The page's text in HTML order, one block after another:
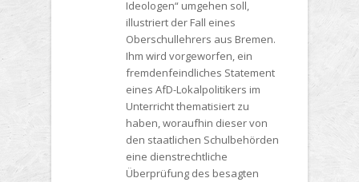
Ideologen“ umgehen soll,
illustriert der Fall eines
Oberschullehrers aus Bremen.
Ihm wird vorgeworfen, ein
fremdenfeindliches Statement
eines AfD-Lokalpolitikers im
Unterricht thematisiert zu
haben, woraufhin dieser von
den staatlichen Schulbehörden
eine dienstrechtliche
Überprüfung des besagten